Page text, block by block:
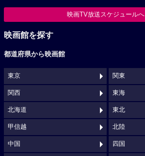
映画TV放送スケジュールへ
映画館を探す
都道府県から映画館
東京 関東
関西 東海
北海道 東北
甲信越 北陸
中国 四国